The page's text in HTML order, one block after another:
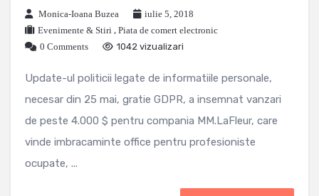
Monica-Ioana Buzea
iulie 5, 2018
Evenimente & Stiri , Piata de comert electronic
0 Comments
1042 vizualizari
Update-ul politicii legate de informatiile personale,
necesar din 25 mai, gratie GDPR, a insemnat vanzari
de peste 4.000 $ pentru compania MM.LaFleur, care
vinde imbracaminte office pentru profesioniste
ocupate, ...